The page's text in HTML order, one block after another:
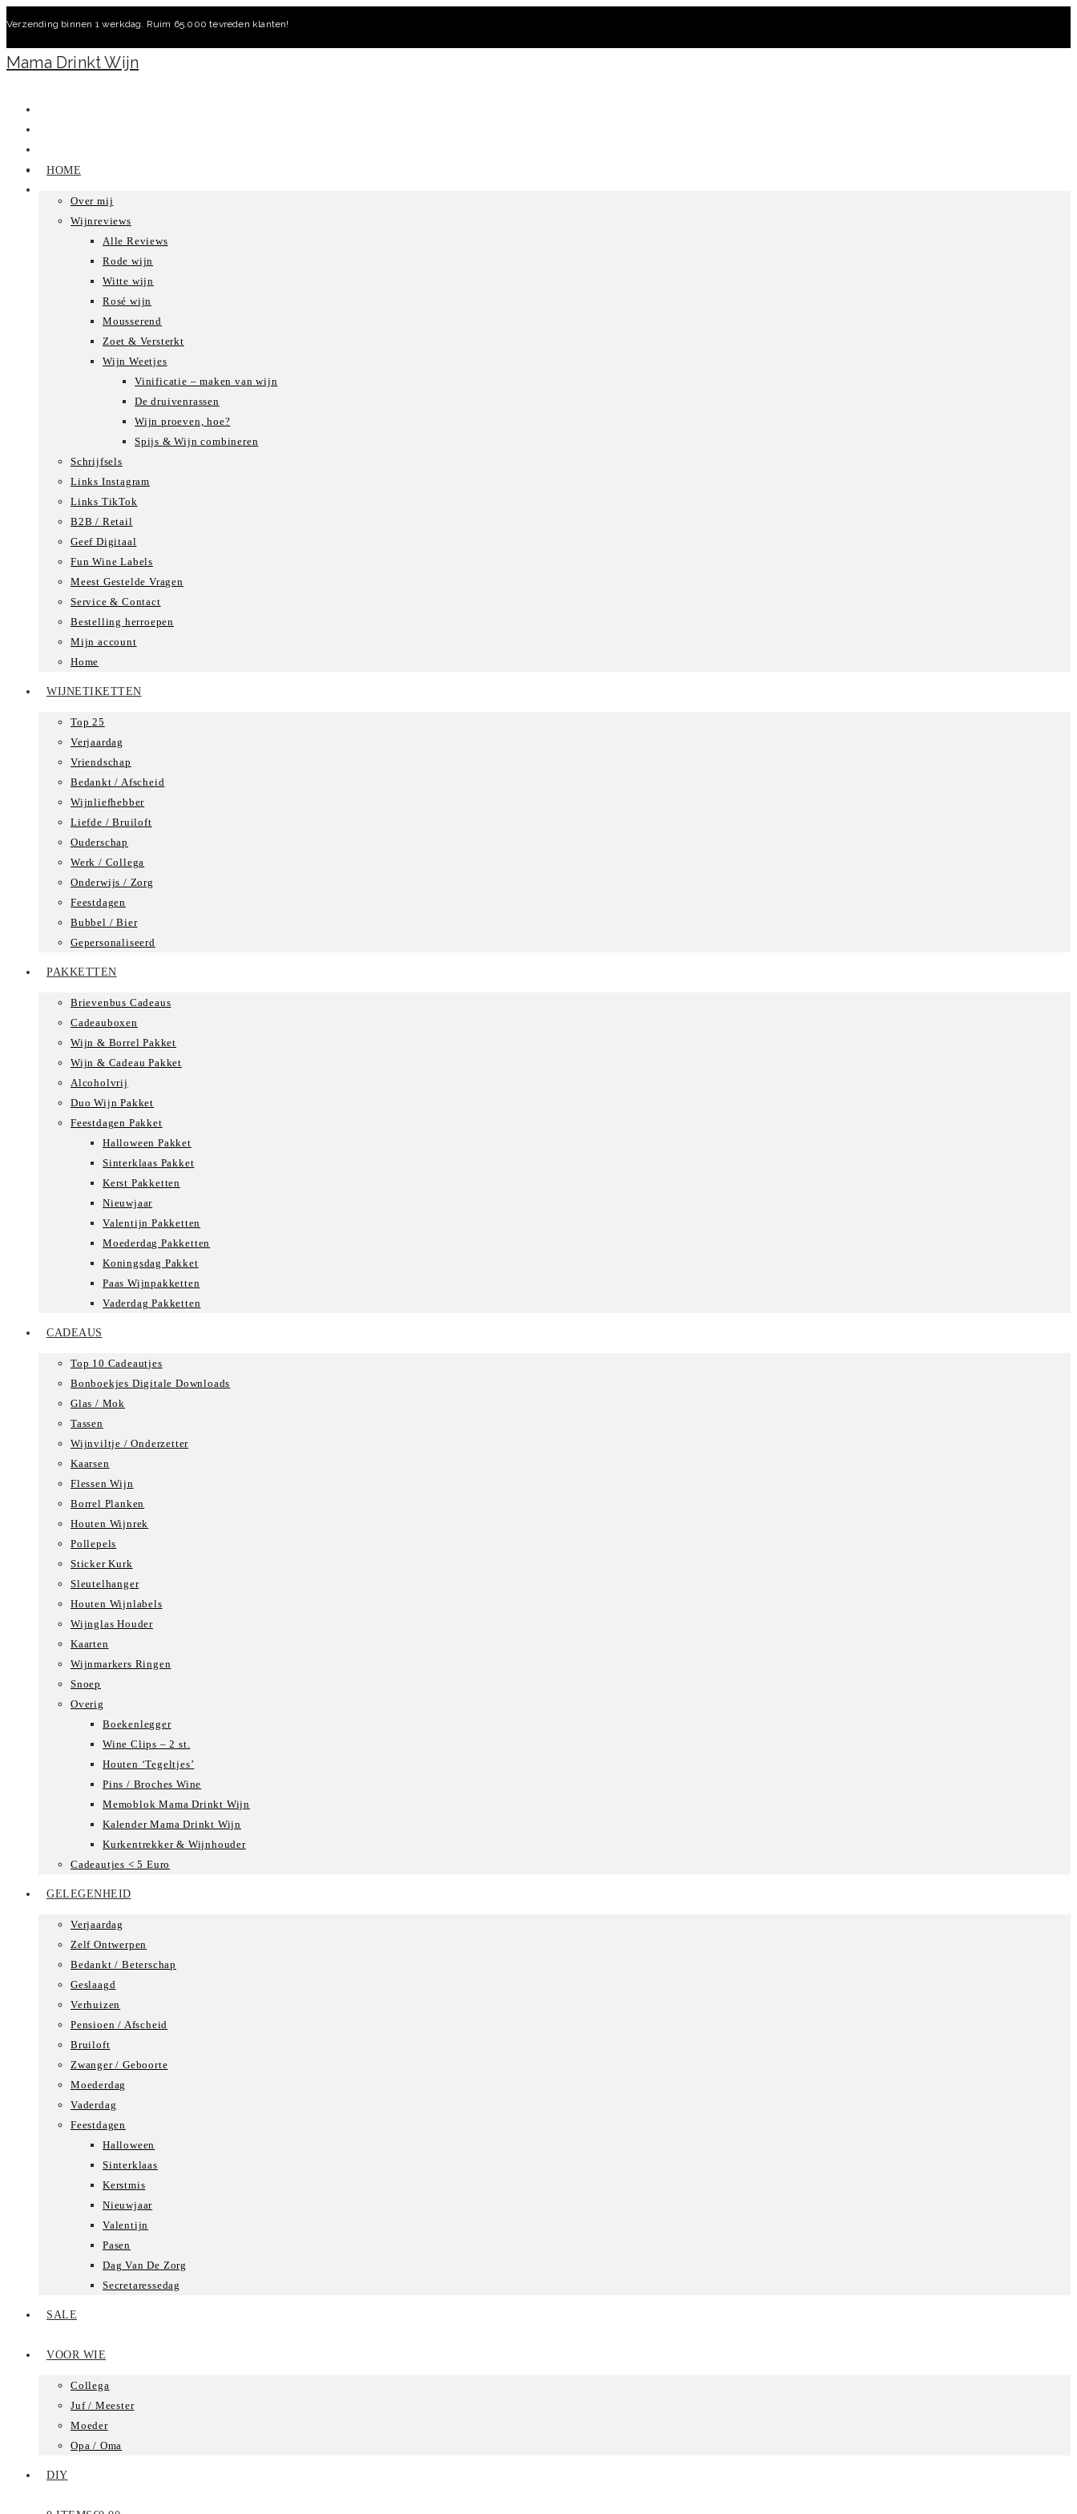
inhoud
Verzending binnen 1 werkdag. Ruim 65.000 tevreden klanten!
Mama Drinkt Wijn
HOME
Over mij
Wijnreviews
Alle Reviews
Rode wijn
Witte wijn
Rosé wijn
Mousserend
Zoet & Versterkt
Wijn Weetjes
Vinificatie – maken van wijn
De druivenrassen
Wijn proeven, hoe?
Spijs & Wijn combineren
Schrijfsels
Links Instagram
Links TikTok
B2B / Retail
Geef Digitaal
Fun Wine Labels
Meest Gestelde Vragen
Service & Contact
Bestelling herroepen
Mijn account
Home
WIJNETIKETTEN
Top 25
Verjaardag
Vriendschap
Bedankt / Afscheid
Wijnliefhebber
Liefde / Bruiloft
Ouderschap
Werk / Collega
Onderwijs / Zorg
Feestdagen
Bubbel / Bier
Gepersonaliseerd
PAKKETTEN
Brievenbus Cadeaus
Cadeauboxen
Wijn & Borrel Pakket
Wijn & Cadeau Pakket
Alcoholvrij
Duo Wijn Pakket
Feestdagen Pakket
Halloween Pakket
Sinterklaas Pakket
Kerst Pakketten
Nieuwjaar
Valentijn Pakketten
Moederdag Pakketten
Koningsdag Pakket
Paas Wijnpakketten
Vaderdag Pakketten
CADEAUS
Top 10 Cadeautjes
Bonboekjes Digitale Downloads
Glas / Mok
Tassen
Wijnviltje / Onderzetter
Kaarsen
Flessen Wijn
Borrel Planken
Houten Wijnrek
Pollepels
Sticker Kurk
Sleutelhanger
Houten Wijnlabels
Wijnglas Houder
Kaarten
Wijnmarkers Ringen
Snoep
Overig
Boekenlegger
Wine Clips – 2 st.
Houten ‘Tegeltjes’
Pins / Broches Wine
Memoblok Mama Drinkt Wijn
Kalender Mama Drinkt Wijn
Kurkentrekker & Wijnhouder
Cadeautjes < 5 Euro
GELEGENHEID
Verjaardag
Zelf Ontwerpen
Bedankt / Beterschap
Geslaagd
Verhuizen
Pensioen / Afscheid
Bruiloft
Zwanger / Geboorte
Moederdag
Vaderdag
Feestdagen
Halloween
Sinterklaas
Kerstmis
Nieuwjaar
Valentijn
Pasen
Dag Van De Zorg
Secretaressedag
SALE
VOOR WIE
Collega
Juf / Meester
Moeder
Opa / Oma
DIY